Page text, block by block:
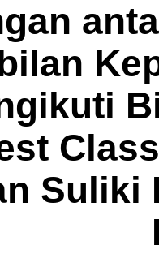
Suliki